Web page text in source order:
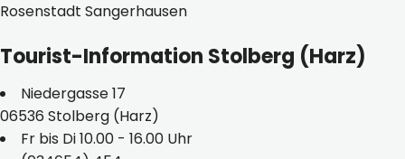
Rosenstadt Sangerhausen
Tourist-Information Stolberg (Harz)
Niedergasse 17
06536 Stolberg (Harz)
Fr bis Di 10.00 - 16.00 Uhr